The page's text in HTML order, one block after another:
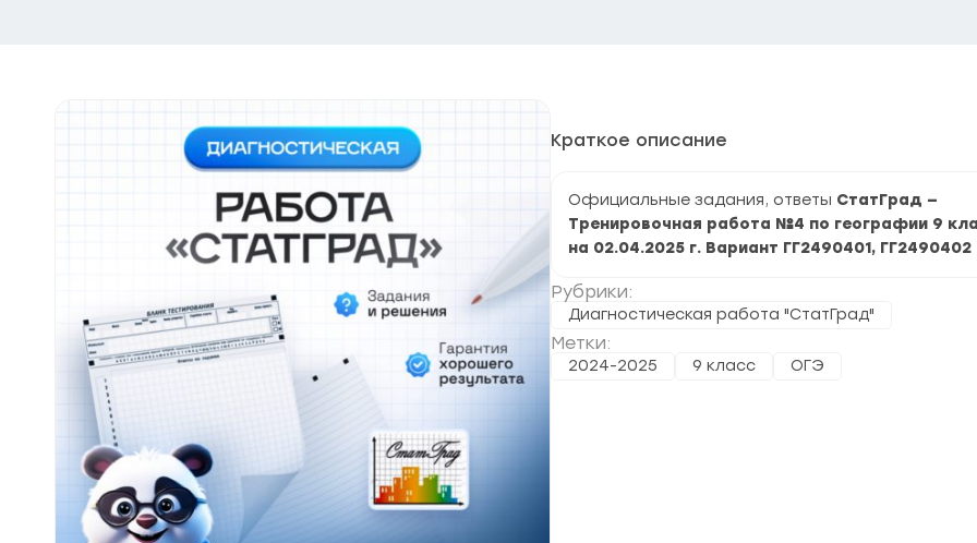
Краткое описание
Официальные задания, ответы СтатГрад —
Тренировочная работа №4 по географии 9
на 02.04.2025 г. Вариант ГГ2490401, ГГ2490402
Рубрики:
Диагностическая работа "СтатГрад"
Метки:
2024-2025 9 класс ОГЭ